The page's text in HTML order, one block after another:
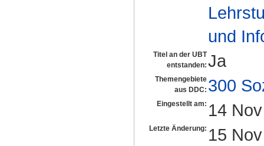
und
Titel an der UBT
entstanden: Ja
Themengebiete
aus DDC: 300
Eingestellt am: 14
Letzte Änderung: 15